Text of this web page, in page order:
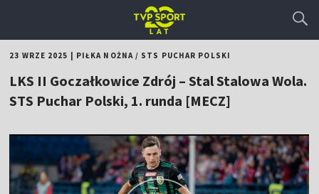
23 WRZE 2025 PIŁKA NOŻNA/ STS PUCHAR POLSKI
LKS II Goczałkowice Zdrój – Stal Stalowa Wola.
STS Puchar Polski, 1. runda [MECZ]